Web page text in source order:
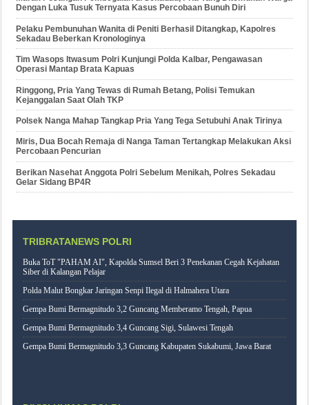
Dengan Luka Tusuk Ternyata Kasus Percobaan Bunuh Diri
Pelaku Pembunuhan Wanita di Peniti Berhasil Ditangkap, Kapolres
Sekadau Beberkan Kronologinya
Tim Wasops Itwasum Polri Kunjungi Polda Kalbar, Pengawasan
Operasi Mantap Brata Kapuas
Ringgong, Pria Yang Tewas di Rumah Betang, Polisi Temukan
Kejanggalan Saat Olah TKP
Polsek Nanga Mahap Tangkap Pria Yang Tega Setubuhi Anak Tirinya
Miris, Dua Bocah Remaja di Nanga Taman Tertangkap Melakukan Aksi
Percobaan Pencurian
Berikan Nasehat Anggota Polri Sebelum Menikah, Polres Sekadau
Gelar Sidang BP4R
TRIBRATANEWS POLRI
Buka ToT "PAHAM AI", Kapolda Sumsel Beri 3 Penekanan Cegah Kejahatan
Siber di Kalangan Pelajar
Polda Malut Bongkar Jaringan Senpi Ilegal di Halmahera Utara
Gempa Bumi Bermagnitudo 3,2 Guncang Memberamo Tengah, Papua
Gempa Bumi Bermagnitudo 3,4 Guncang Sigi, Sulawesi Tengah
Gempa Bumi Bermagnitudo 3,3 Guncang Kabupaten Sukabumi, Jawa Barat